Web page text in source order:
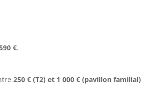
€.
250 € (T2) et 1 000 € (pavillon familial)